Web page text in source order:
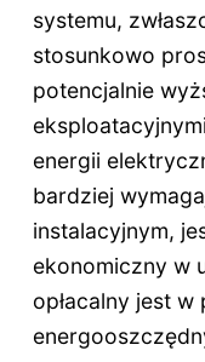
systemu,
stosunkowo
potencjalnie
energii
bardziej
instalacyjnym,
ekonomiczny w
opłacalny jest w